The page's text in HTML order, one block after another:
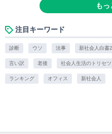
もっ
注目キーワード
診断 ウソ 法事 新社会人白書
言い訳 老後 社会人生活のトリセツ
ランキング オフィス 新社会人